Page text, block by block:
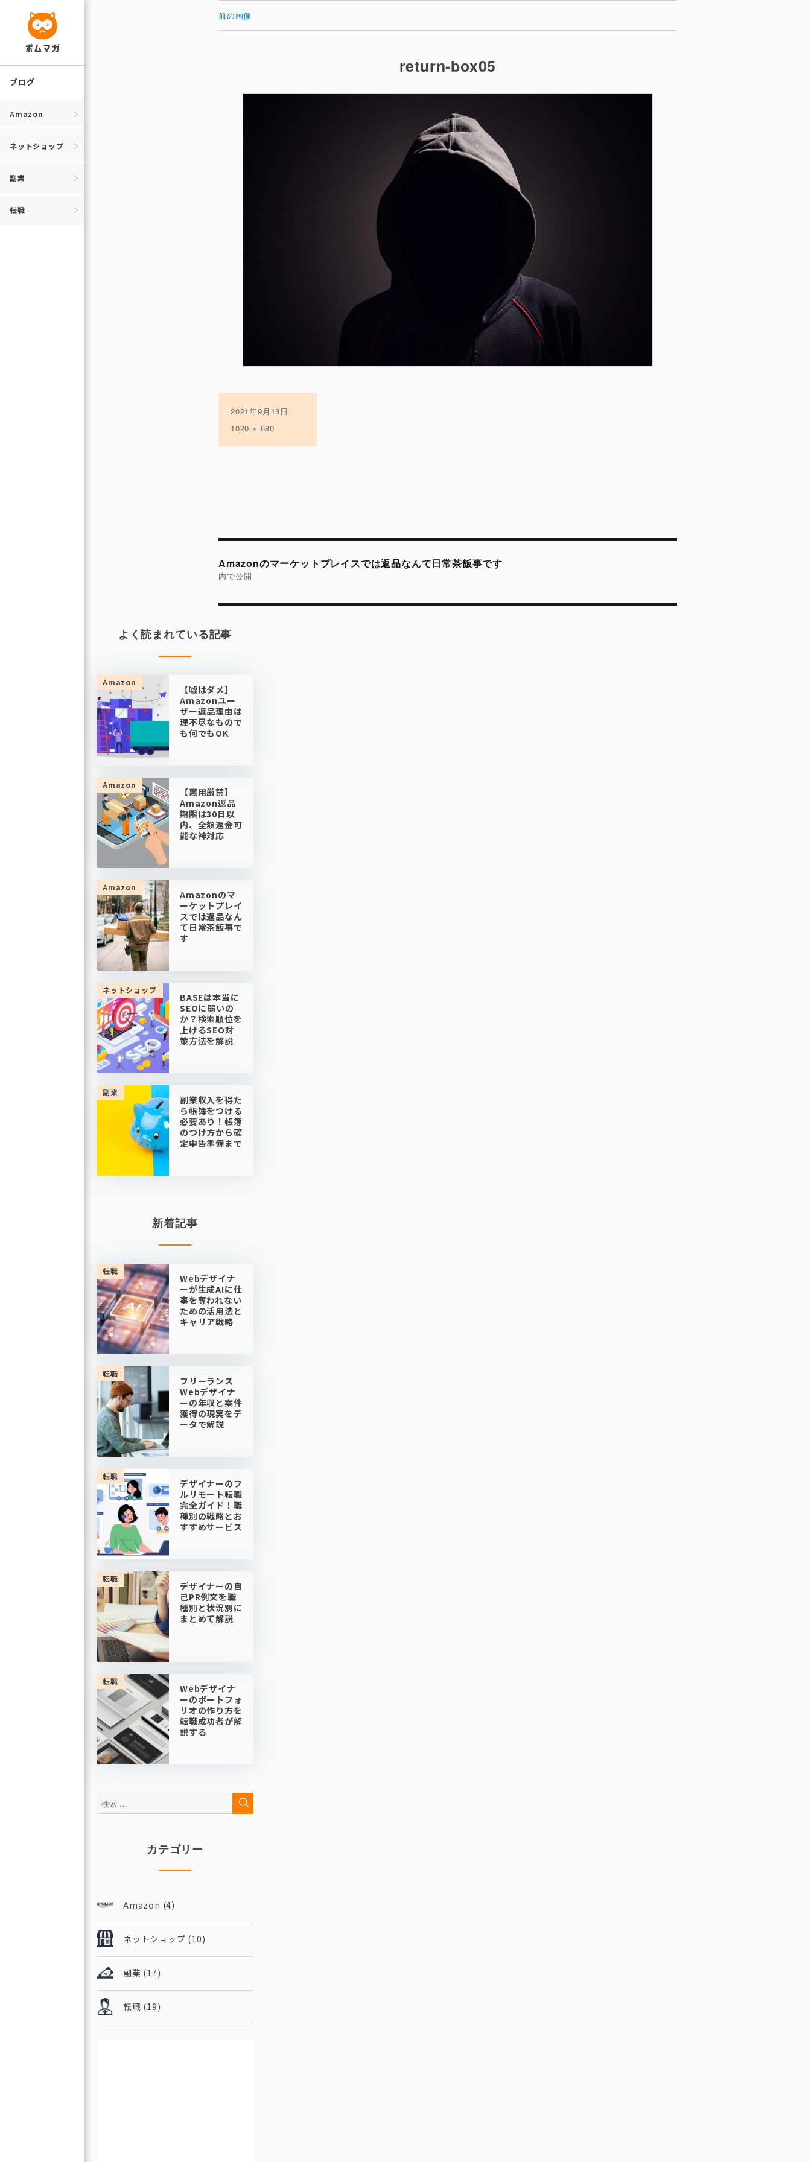
ス
ブログ
Amazon
ネットショップ
副業
転職
前の画像
return-box05
投
稿
2021年9月13日
フ
1020 × 680
稿
ナ
ゲ
シ
Amazonのマーケットプレイスでは返品なんて日常茶飯事です
内で公開
よく読まれている記事
Amazon
【嘘はダメ】
Amazonユー
ザー返品理由は
理不尽なもので
も何でもOK
Amazon
【悪用厳禁】
Amazon返品
期限は30日以
内、全額返金可
能な神対応
Amazon
Amazonのマ
ーケットプレイ
スでは返品なん
て日常茶飯事で
す
ネットショップ
BASEは本当に
SEOに弱いの
か？検索順位を
上げるSEO対
策方法を解説
副業
副業収入を得た
ら帳簿をつける
必要あり！帳簿
のつけ方から確
定申告準備まで
新着記事
転職
Webデザイナ
ーが生成AIに仕
事を奪われない
ための活用法と
キャリア戦略
転職
フリーランス
Webデザイナ
ーの年収と案件
獲得の現実をデ
ータで解説
転職
デザイナーのフ
ルリモート転職
完全ガイド！職
種別の戦略とお
すすめサービス
転職
デザイナーの自
己PR例文を職
種別と状況別に
まとめて解説
転職
Webデザイナ
ーのポートフォ
リオの作り方を
転職成功者が解
説する
検
索:
検
カテゴリー
Amazon (4)
ネットショップ (10)
副業 (17)
転職 (19)